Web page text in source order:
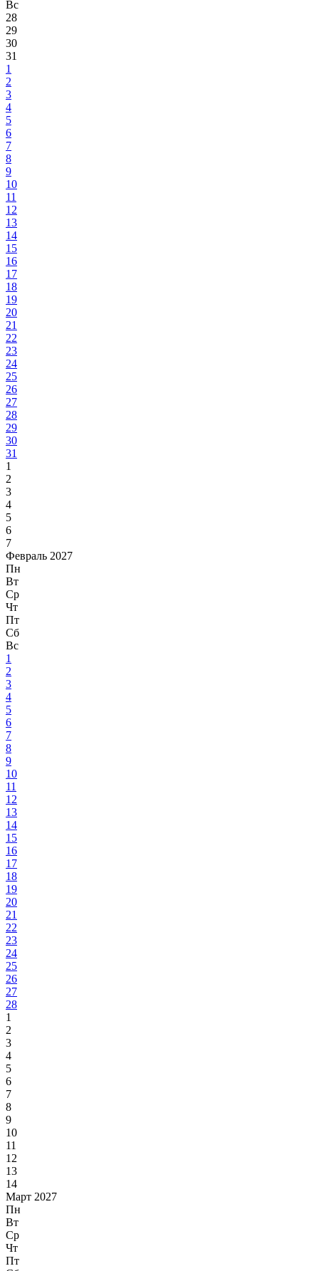
Вс
28
29
30
31
1
2
3
4
5
6
7
8
9
10
11
12
13
14
15
16
17
18
19
20
21
22
23
24
25
26
27
28
29
30
31
1
2
3
4
5
6
7
Февраль 2027
Пн
Вт
Ср
Чт
Пт
Сб
Вс
1
2
3
4
5
6
7
8
9
10
11
12
13
14
15
16
17
18
19
20
21
22
23
24
25
26
27
28
1
2
3
4
5
6
7
8
9
10
11
12
13
14
Март 2027
Пн
Вт
Ср
Чт
Пт